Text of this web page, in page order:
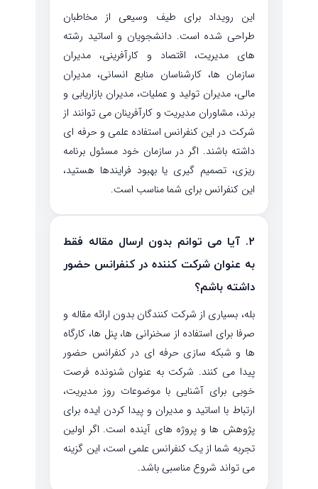
این رویداد برای طیف وسیعی از مخاطبان
طراحی شده است. دانشجویان و اساتید رشته
های مدیریت، اقتصاد و کارآفرینی، مدیران
سازمان ها، کارشناسان منابع انسانی، مدیران
مالی، مدیران تولید و عملیات، مدیران بازاریابی و
برند، مشاوران مدیریت و کارآفرینان می توانند از
شرکت در این کنفرانس استفاده علمی و حرفه ای
داشته باشند. اگر در سازمان خود مسئول برنامه
ریزی، تصمیم گیری یا بهبود فرایندها هستید،
این کنفرانس برای شما مناسب است.
۲. آیا می توانم بدون ارسال مقاله فقط
به عنوان شرکت کننده در کنفرانس حضور
داشته باشم؟
بله، بسیاری از شرکت کنندگان بدون ارائه مقاله و
صرفا برای استفاده از سخنرانی ها، پنل ها، کارگاه
ها و شبکه سازی حرفه ای در کنفرانس حضور
پیدا می کنند. شرکت به عنوان شنونده فرصت
خوبی برای آشنایی با موضوعات روز مدیریت،
ارتباط با اساتید و مدیران و پیدا کردن ایده برای
پژوهش ها و پروژه های آینده است. اگر اولین
تجربه شما از یک کنفرانس علمی است، این گزینه
می تواند شروع مناسبی باشد.